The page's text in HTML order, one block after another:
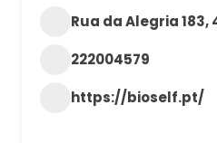
Rua da Alegria
222004579
https://bioself.pt/